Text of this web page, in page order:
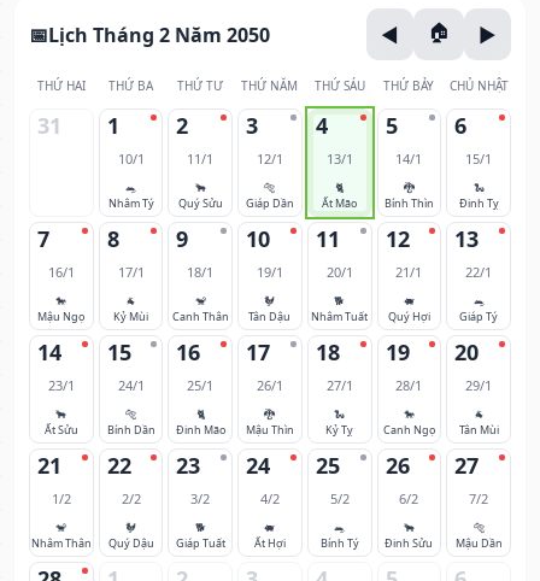
Lịch Tháng 2 Năm 2050
THỨ HAI THỨ BA THỨ TƯ THỨ NĂM THỨ SÁU THỨ BẢY CHỦ NHẬT
31 1
10/1
🐀
Nhâm Tý
2
11/1
🐂
Quý Sửu
3
12/1
🐅
Giáp Dần
4
13/1
🐈
Ất Mão
5
14/1
🐉
Bính Thìn
6
15/1
🐍
Đinh Tỵ
7
16/1
🐎
Mậu Ngọ
8
17/1
🐐
Kỷ Mùi
9
18/1
🐒
Canh Thân
10
19/1
🐓
Tân Dậu
11
20/1
🐕
Nhâm Tuất
12
21/1
🐖
Quý Hợi
13
22/1
🐀
Giáp Tý
14
23/1
🐂
Ất Sửu
15
24/1
🐅
Bính Dần
16
25/1
🐈
Đinh Mão
17
26/1
🐉
Mậu Thìn
18
27/1
🐍
Kỷ Tỵ
19
28/1
🐎
Canh Ngọ
20
29/1
🐐
Tân Mùi
21
1/2
🐒
Nhâm Thân
22
2/2
🐓
Quý Dậu
23
3/2
🐕
Giáp Tuất
24
4/2
🐖
Ất Hợi
25
5/2
🐀
Bính Tý
26
6/2
🐂
Đinh Sửu
27
7/2
🐅
Mậu Dần